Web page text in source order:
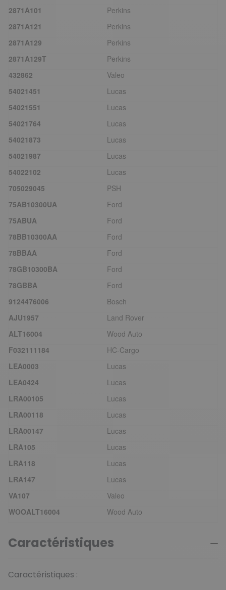
2871A101
Perkins
2871A121
Perkins
2871A129
Perkins
2871A129T
Perkins
432862
Valeo
54021451
Lucas
54021551
Lucas
54021764
Lucas
54021873
Lucas
54021987
Lucas
54022102
Lucas
705029045
PSH
75AB10300UA
Ford
75ABUA
Ford
78BB10300AA
Ford
78BBAA
Ford
78GB10300BA
Ford
78GBBA
Ford
9124476006
Bosch
AJU1957
Land Rover
ALT16004
Wood Auto
F032111184
HC-Cargo
LEA0003
Lucas
LEA0424
Lucas
LRA00105
Lucas
LRA00118
Lucas
LRA00147
Lucas
LRA105
Lucas
LRA118
Lucas
LRA147
Lucas
VA107
Valeo
WOOALT16004
Wood Auto
Caractéristiques
Caractéristiques :